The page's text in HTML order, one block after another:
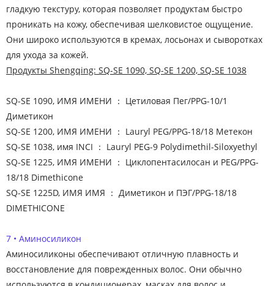
гладкую текстуру, которая позволяет продуктам быстро
проникать на кожу, обеспечивая шелковистое ощущение.
Они широко используются в кремах, лосьонах и сыворотках
для ухода за кожей.
Продукты Shengqing: SQ-SE 1090, SQ-SE 1200, SQ-SE 1038
SQ-SE 1090, ИМЯ ИМЕНИ ： Цетиловая Пег/PPG-10/1
Диметикон
SQ-SE 1200, ИМЯ ИМЕНИ ： Lauryl PEG/PPG-18/18 Метекон
SQ-SE 1038, имя INCI ： Lauryl PEG-9 Polydimethil-Siloxyethyl
SQ-SE 1225, ИМЯ ИМЕНИ ： Циклопентасилосан и PEG/PPG-
18/18 Dimethicone
SQ-SE 1225D, ИМЯ ИМЯ ： Диметикон и ПЭГ/PPG-18/18
DIMETHICONE
7 • Аминосиликон
Аминосиликоны обеспечивают отличную плавность и
восстановление для поврежденных волос. Они обычно